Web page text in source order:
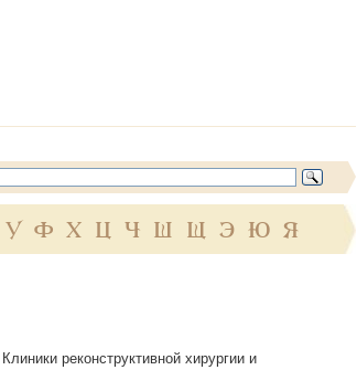
У Ф Х Ц Ч Ш Щ Э Ю Я
реконструктивной хирургии и